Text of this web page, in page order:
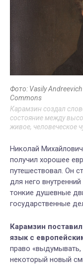
Фото: Vasily
Commons
Карамзин создал
состояние между
живое, человеческое
Николай
получил хорошее
путешествовал. Он
для него
тонкие душевные
государственные
Карамзин
язык с
право
некоторый новый